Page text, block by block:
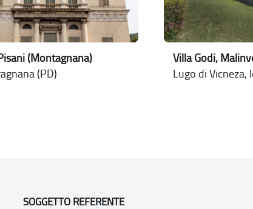
(Montagnana)
(PD)
Villa Godi,
Lugo di Vicneza,
SOGGETTO REFERENTE